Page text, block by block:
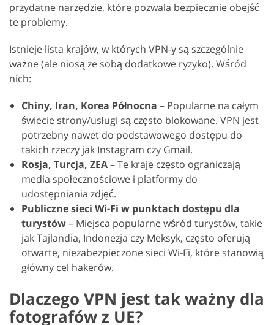
przydatne narzędzie, które pozwala bezpiecznie obejść
te problemy.
Istnieje lista krajów, w których VPN-y są szczególnie
ważne (ale niosą ze sobą dodatkowe ryzyko). Wśród
nich:
Chiny, Iran, Korea Północna – Popularne na całym
świecie strony/usługi są często blokowane. VPN jest
potrzebny nawet do podstawowego dostępu do
takich rzeczy jak Instagram czy Gmail.
Rosja, Turcja, ZEA– Te kraje często ograniczają
media społecznościowe i platformy do
udostępniania zdjęć.
Publiczne sieci Wi-Fi w punktach dostępu dla
turystów– Miejsca popularne wśród turystów, takie
jak Tajlandia, Indonezja czy Meksyk, często oferują
otwarte, niezabezpieczone sieci Wi-Fi, które stanowią
główny cel hakerów.
Dlaczego VPN jest tak ważny dla
fotografów z UE?